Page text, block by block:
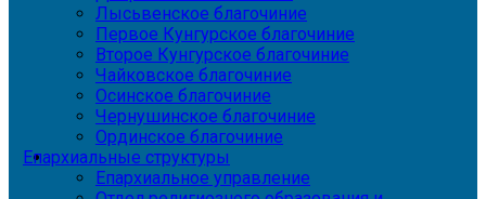
Лысьвенское благочиние
Первое Кунгурское благочиние
Второе Кунгурское благочиние
Чайковское благочиние
Осинское благочиние
Чернушинское благочиние
Ординское благочиние
Епархиальные структуры
Епархиальное управление